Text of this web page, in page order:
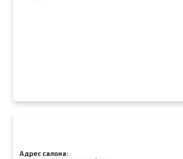
Адрес салона: